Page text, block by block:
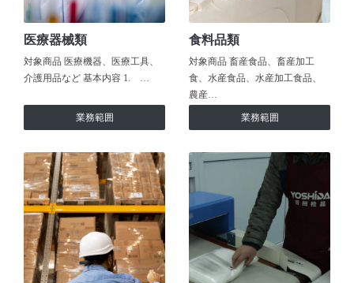
医療器械類
対象商品 医療機器、医療工具、
介護用品など 基本内容 1. …
業務範囲
食料品類
対象商品 畜産食品、畜産加工
食、水産食品、水産加工食品、
農産…
業務範囲